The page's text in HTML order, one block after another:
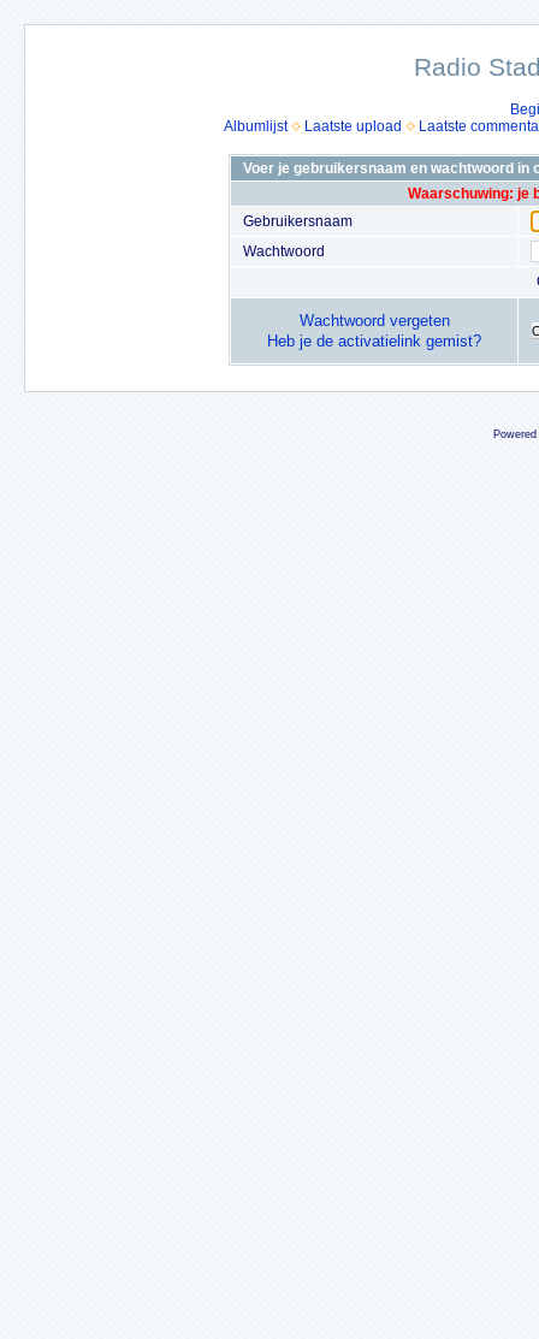
Radio
Albumlijst
Laatste upload Laatste
Voer je gebruikersnaam en wachtwoord in
Waarschuwing: je
Gebruikersnaam
Wachtwoord
Wachtwoord vergeten
Heb je de activatielink gemist?